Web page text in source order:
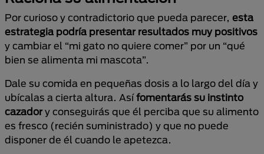
Por curioso y contradictorio que pueda parecer, esta
estrategia podría presentar resultados muy positivos
y cambiar el “mi gato no quiere comer” por un “qué
bien se alimenta mi mascota”.
Dale su comida en pequeñas dosis a lo largo del día y
ubícalas a cierta altura. Asífomentarás su instinto
cazadory conseguirás que él perciba que su alimento
es fresco (recién suministrado) y que no puede
disponer de él cuando le apetezca.